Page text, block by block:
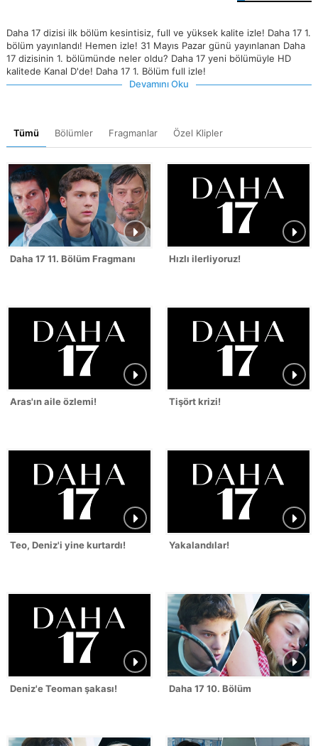
Daha 17 dizisi ilk bölüm kesintisiz, full ve yüksek kalite izle! Daha 17 1.
bölüm yayınlandı! Hemen izle! 31 Mayıs Pazar günü yayınlanan Daha
17 dizisinin 1. bölümünde neler oldu? Daha 17 yeni bölümüyle HD
kalitede Kanal D'de! Daha 17 1. Bölüm full izle!
Devamını Oku
Tümü Bölümler Fragmanlar Özel Klipler
Daha 17 11. Bölüm Fragmanı Hızlı ilerliyoruz!
Aras'ın aile özlemi! Tişört krizi!
Teo, Deniz'i yine kurtardı! Yakalandılar!
Deniz'e Teoman şakası! Daha 17 10. Bölüm